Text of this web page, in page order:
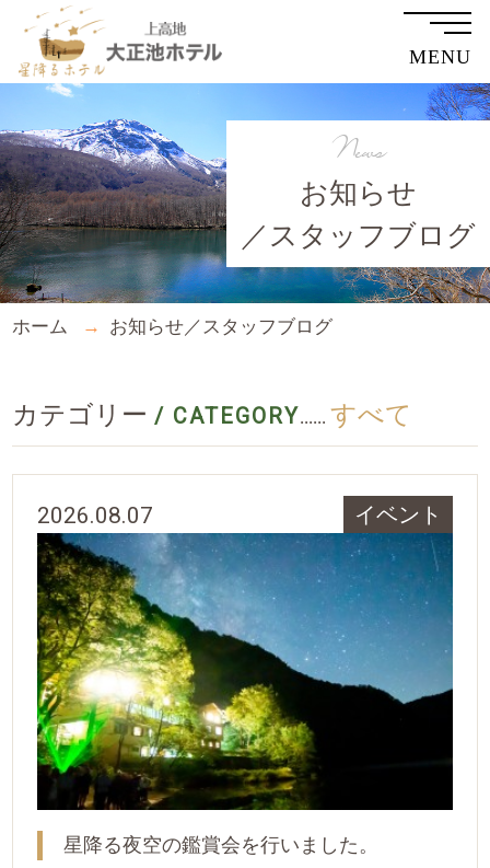
MENU
お知らせ
／スタッフブログ
News
ホーム お知らせ／スタッフブログ
カテゴリー / CATEGORY...... すべて
2026.08.07 イベント
星降る夜空の鑑賞会を行いました。